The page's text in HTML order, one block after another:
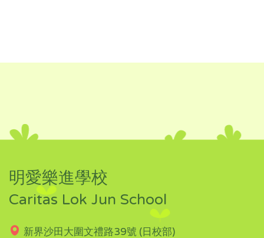
明愛樂進學校
Caritas Lok Jun School
新界沙田大圍文禮路39號 (日校部)